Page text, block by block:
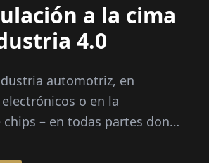
a la cima
4.0
automotriz, en
o en la
– en todas partes donde